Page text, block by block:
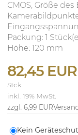
CMOS, Größe des
Packung: 1
Höhe: 120 mm
82,45 EUR
Stck
inkl. 19% MwSt.
zzgl. 6,99 EUR
Kein